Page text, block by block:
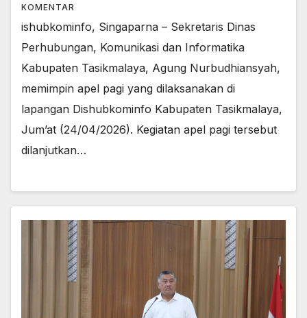
KOMENTAR
ishubkominfo, Singaparna – Sekretaris Dinas
Perhubungan, Komunikasi dan Informatika
Kabupaten Tasikmalaya, Agung Nurbudhiansyah,
memimpin apel pagi yang dilaksanakan di
lapangan Dishubkominfo Kabupaten Tasikmalaya,
Jum’at (24/04/2026). Kegiatan apel pagi tersebut
dilanjutkan…